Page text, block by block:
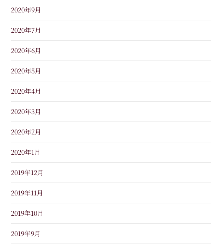
2020年9月
2020年7月
2020年6月
2020年5月
2020年4月
2020年3月
2020年2月
2020年1月
2019年12月
2019年11月
2019年10月
2019年9月